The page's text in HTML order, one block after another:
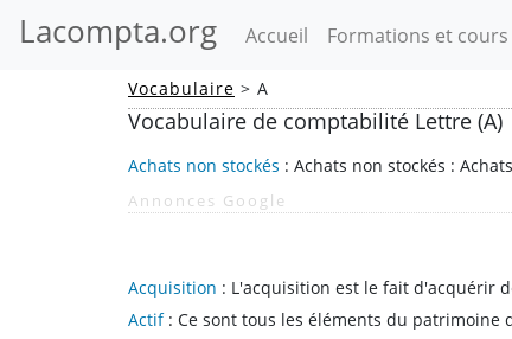
Lacompta.org Accueil (current)
Formations et cours
Vocabulaire > A
Vocabulaire de comptabilité Lettre (A)
Achats non stockés : Achats non stockés :
Annonces Google
Acquisition : L'acquisition est le fait d'acquérir
Actif: Ce sont tous les éléments du patrimoine